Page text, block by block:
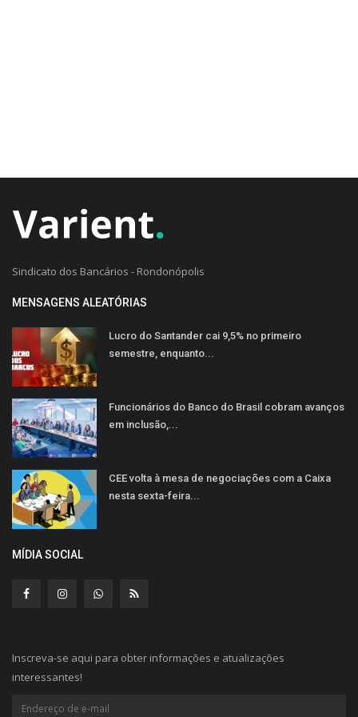
Sindicato dos Bancários - Rondonópolis
MENSAGENS ALEATÓRIAS
Lucro do Santander cai 9,5% no primeiro
semestre, enquanto...
Funcionários do Banco do Brasil cobram avanços
em inclusão,...
CEE volta à mesa de negociações com a Caixa
nesta sexta-feira...
MÍDIA SOCIAL
Inscreva-se aqui para obter informações e atualizações
interessantes!